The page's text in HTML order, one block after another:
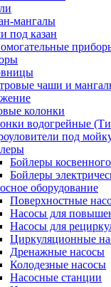
мангалы
под казан
чаши и
колонки
водогрейные
под
Бойлеры
Бойлеры
оборудование
Поверхностные
Насосы для
Насосы для
Циркуляционные
Дренажные насосы
Колодезные насосы
Насосные станции